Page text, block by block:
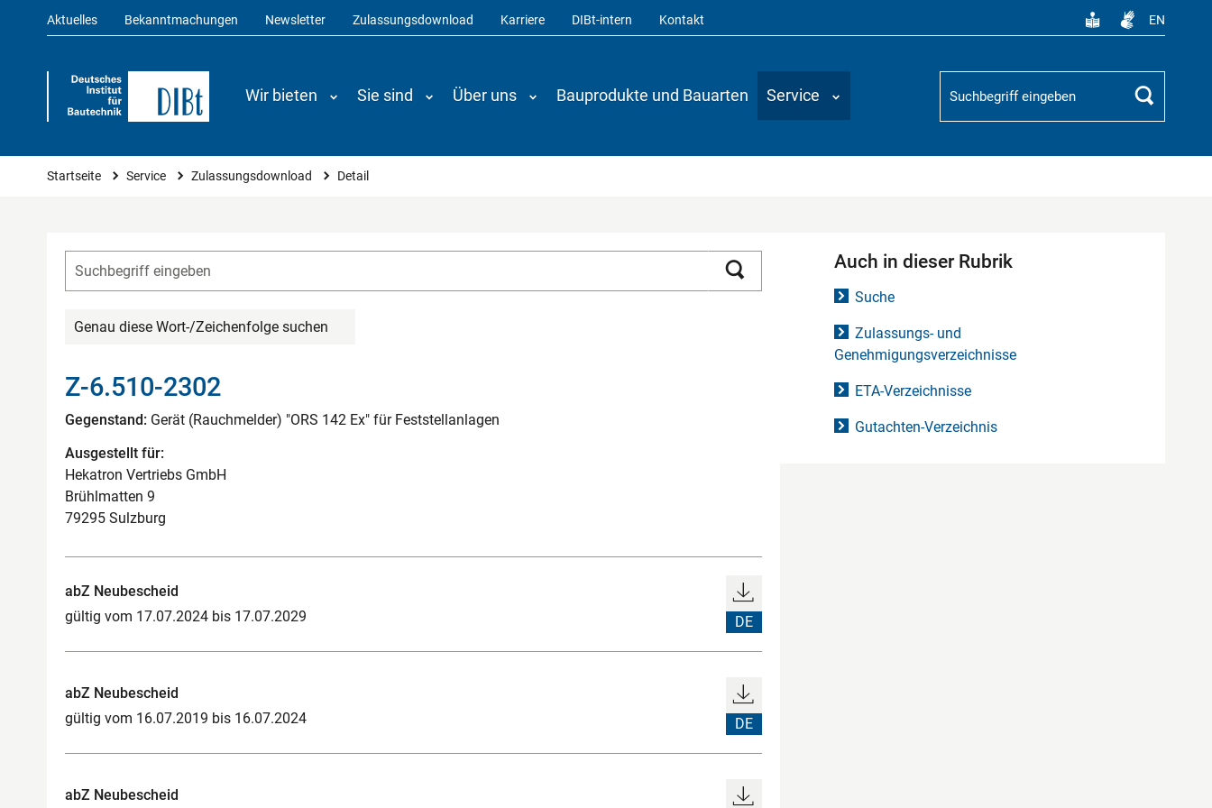
Aktuelles Bekanntmachungen Newsletter Zulassungsdownload Karriere DIBt-intern Kontakt EN
Wir bieten Sie sind Über uns Bauprodukte und Bauarten Service
Suchbegriff
Suchen
Sie sind hier
Startseite Service Zulassungsdownload Detail
Genau diese Wort-/Zeichenfolge suchen
Z-6.510-2302
Gegenstand: Gerät (Rauchmelder) "ORS 142 Ex" für Feststellanlagen
Ausgestellt für:
Hekatron Vertriebs GmbH
Brühlmatten 9
79295 Sulzburg
abZ Neubescheid
gültig vom 17.07.2024 bis 17.07.2029
DE
abZ Neubescheid
gültig vom 16.07.2019 bis 16.07.2024
DE
abZ Neubescheid
Auch in dieser Rubrik
Suche
Zulassungs- und
Genehmigungsverzeichnisse
ETA-Verzeichnisse
Gutachten-Verzeichnis